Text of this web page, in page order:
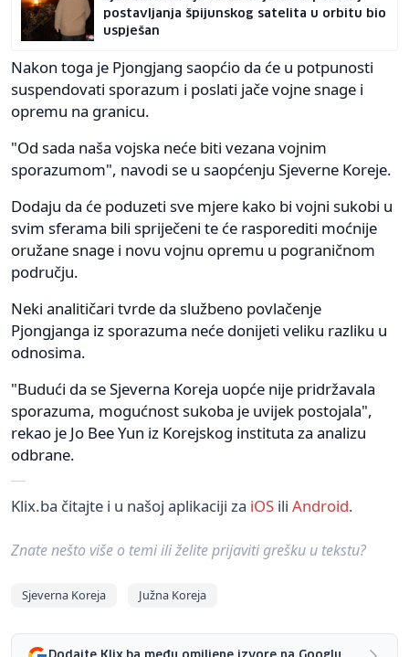
postavljanja špijunskog satelita u orbitu bio
uspješan
Nakon toga je Pjongjang saopćio da će u potpunosti
suspendovati sporazum i poslati jače vojne snage i
opremu na granicu.
"Od sada naša vojska neće biti vezana vojnim
sporazumom", navodi se u saopćenju Sjeverne Koreje.
Dodaju da će poduzeti sve mjere kako bi vojni sukobi u
svim sferama bili spriječeni te će rasporediti moćnije
oružane snage i novu vojnu opremu u pograničnom
području.
Neki analitičari tvrde da službeno povlačenje
Pjongjanga iz sporazuma neće donijeti veliku razliku u
odnosima.
"Budući da se Sjeverna Koreja uopće nije pridržavala
sporazuma, mogućnost sukoba je uvijek postojala",
rekao je Jo Bee Yun iz Korejskog instituta za analizu
odbrane.
Klix.ba čitajte i u našoj aplikaciji za iOS ili Android.
Znate nešto više o temi ili želite prijaviti grešku u tekstu?
Sjeverna Koreja Južna Koreja